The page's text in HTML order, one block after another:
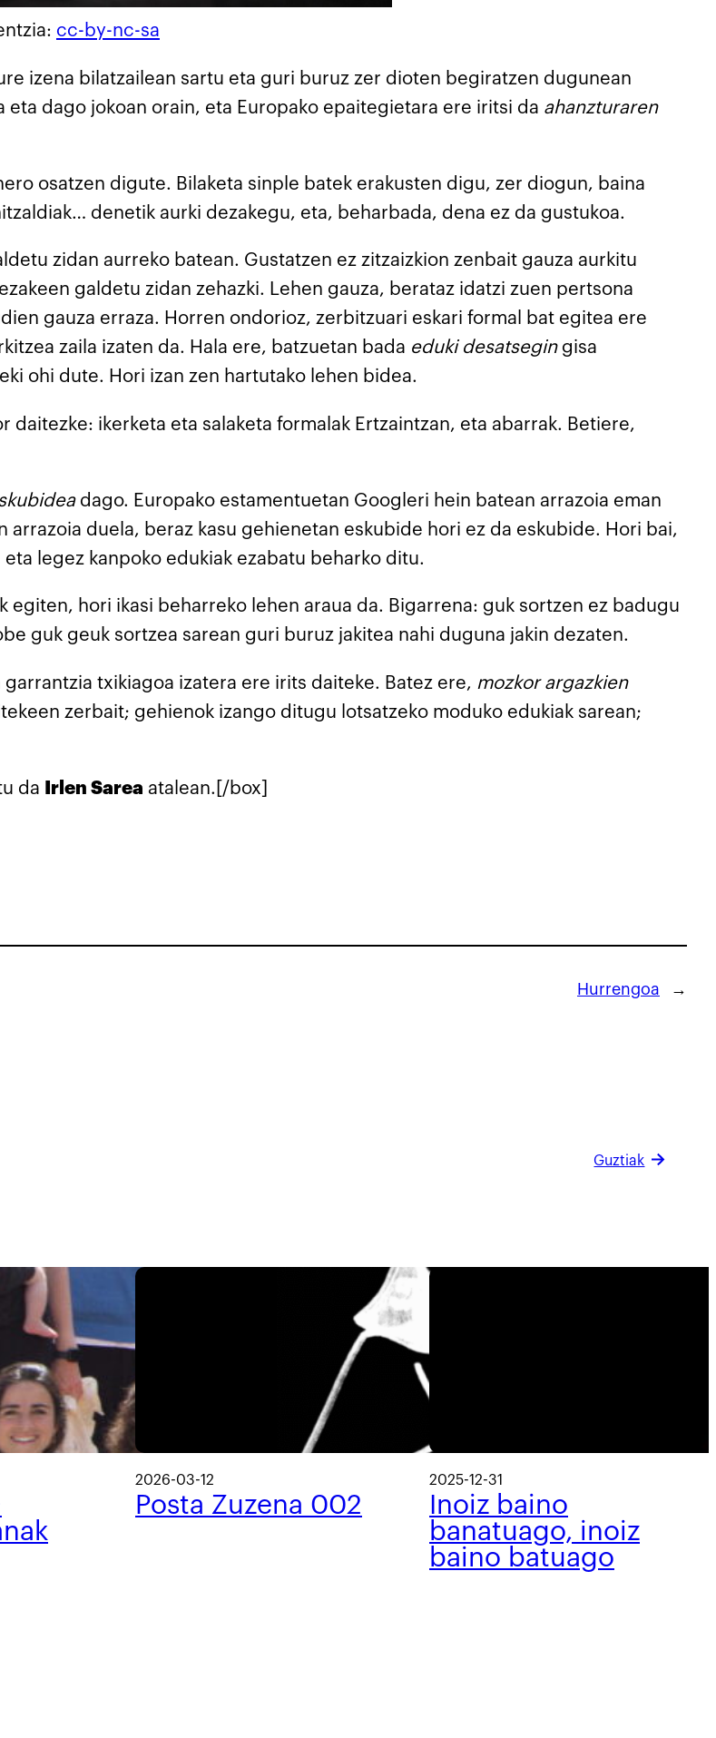
cc-by-nc-sa
izena bilatzailean sartu eta guri buruz zer dioten begiratzen dugunean
dago jokoan orain, eta Europako epaitegietara ere iritsi da ahanzturaren
osatzen digute. Bilaketa sinple batek erakusten digu, zer diogun, baina
denetik aurki dezakegu, eta, beharbada, dena ez da gustukoa.
zidan aurreko batean. Gustatzen ez zitzaizkion zenbait gauza aurkitu
galdetu zidan zehazki. Lehen gauza, berataz idatzi zuen pertsona
gauza erraza. Horren ondorioz, zerbitzuari eskari formal bat egitea ere
zaila izaten da. Hala ere, batzuetan bada eduki desatsegingisa
ohi dute. Hori izan zen hartutako lehen bidea.
ikerketa eta salaketa formalak Ertzaintzan, eta abarrak. Betiere,
dago. Europako estamentuetan Googleri hein batean arrazoia eman
duela, beraz kasu gehienetan eskubide hori ez da eskubide. Hori bai,
legez kanpoko edukiak ezabatu beharko ditu.
egiten, hori ikasi beharreko lehen araua da. Bigarrena: guk sortzen ez badugu
guk geuk sortzea sarean guri buruz jakitea nahi duguna jakin dezaten.
txikiagoa izatera ere irits daiteke. Batez ere, mozkor argazkien
zerbait; gehienok izango ditugu lotsatzeko moduko edukiak sarean;
da Irlen Sarea atalean.[/box]
Hurrengoa →
Guztiak
2026-03-12
Posta Zuzena 002
2025-12-31
Inoiz baino
banatuago, inoiz
baino batuago